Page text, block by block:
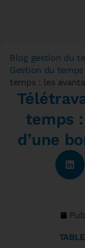
Blog gestion du
Gestion du temps
temps : les
temps
d’une